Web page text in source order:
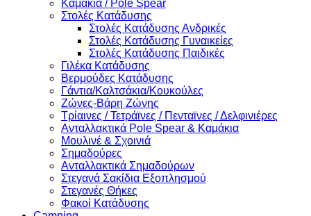
Καμάκια / Pole Spear
Στολές Κατάδυσης
Στολές Κατάδυσης Ανδρικές
Στολές Κατάδυσης Γυναικείες
Στολές Κατάδυσης Παιδικές
Γιλέκα Κατάδυσης
Βερμούδες Κατάδυσης
Γάντια/Καλτσάκια/Κουκούλες
Ζώνες-Βάρη Ζώνης
Τρίαινες / Τετράϊνες / Πενταϊνες / Δελφινιέρες
Ανταλλακτικά Pole Spear & Καμάκια
Μουλινέ & Σχοινιά
Σημαδούρες
Ανταλλακτικά Σημαδούρων
Στεγανά Σακίδια Εξοπλησμού
Στεγανές Θήκες
Φακοί Κατάδυσης